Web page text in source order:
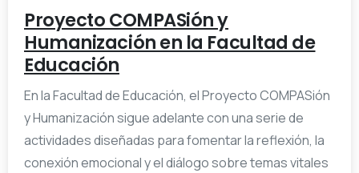
Proyecto COMPASión y
Humanización en la Facultad de
Educación
En la Facultad de Educación, el Proyecto COMPASión
y Humanización sigue adelante con una serie de
actividades diseñadas para fomentar la reflexión, la
conexión emocional y el diálogo sobre temas vitales